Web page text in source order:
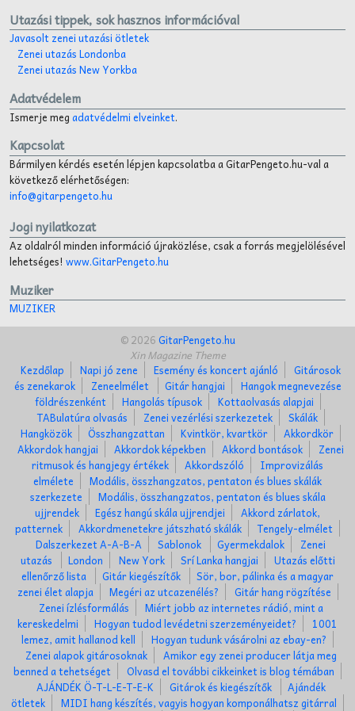
Utazási tippek, sok hasznos információval
Javasolt zenei utazási ötletek
Zenei utazás Londonba
Zenei utazás New Yorkba
Adatvédelem
Ismerje megadatvédelmi elveinket.
Kapcsolat
Bármilyen kérdés esetén lépjen kapcsolatba a GitarPengeto.hu-val a
következő elérhetőségen:
info@gitarpengeto.hu
Jogi nyilatkozat
Az oldalról minden információ újraközlése, csak a forrás megjelölésével
lehetséges! www.GitarPengeto.hu
Muziker
MUZIKER
© 2026GitarPengeto.hu
Xin Magazine Theme
Kezdőlap
Napi jó zene Esemény és koncert ajánló
Gitárosok
és zenekarok
Zeneelmélet Gitár hangjai
Hangok megnevezése
földrészenként
Hangolás típusok
Kottaolvasás alapjai
TABulatúra olvasás
Zenei vezérlési szerkezetek
Skálák
Hangközök
Összhangzattan Kvintkör, kvartkör
Akkordkör
Akkordok hangjai
Akkordok képekben Akkord bontások
Zenei
ritmusok és hangjegy értékek
Akkordszóló
Improvizálás
elmélete
Modális, összhangzatos, pentaton és blues skálák
szerkezete
Modális, összhangzatos, pentaton és blues skála
ujjrendek
Egész hangú skála ujjrendjei
Akkord zárlatok,
patternek
Akkordmenetekre játszható skálák
Tengely-elmélet
Dalszerkezet A-A-B-A
Sablonok Gyermekdalok
Zenei
utazás
London New York Srí Lanka hangjai
Utazás előtti
ellenőrző lista
Gitár kiegészítők
Sör, bor, pálinka és a magyar
zenei élet alapja
Megéri az utcazenélés?
Gitár hang rögzítése
Zenei ízlésformálás
Miért jobb az internetes rádió, mint a
kereskedelmi
Hogyan tudod levédetni szerzeményeidet?
1001
lemez, amit hallanod kell
Hogyan tudunk vásárolni az ebay-en?
Zenei alapok gitárosoknak
Amikor egy zenei producer látja meg
benned a tehetséget
Olvasd el további cikkeinket is blog témában
AJÁNDÉK Ö-T-L-E-T-E-K
Gitárok és kiegészítők
Ajándék
ötletek
MIDI hang készítés, vagyis hogyan komponálhatsz gitárral